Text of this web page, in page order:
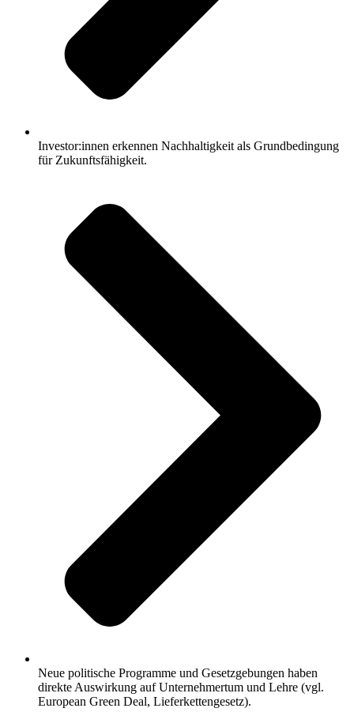
Investor:innen erkennen Nachhaltigkeit als Grundbedingung
für Zukunftsfähigkeit.
Neue politische Programme und Gesetzgebungen haben
direkte Auswirkung auf Unternehmertum und Lehre (vgl.
European Green Deal, Lieferkettengesetz).